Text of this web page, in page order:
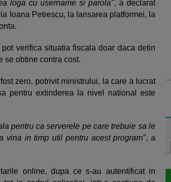
loga cu username si parola", a declarat
Ioana Petrescu, la lansarea platformei, la
verifica situatia fiscala doar daca detin
se obtine contra cost.
zero, potrivit ministrului, la care a lucrat
pentru extinderea la nivel national este
pentru ca serverele pe care trebuie sa le
vina in timp util pentru acest program", a
online, dupa ce s-au autentificat in